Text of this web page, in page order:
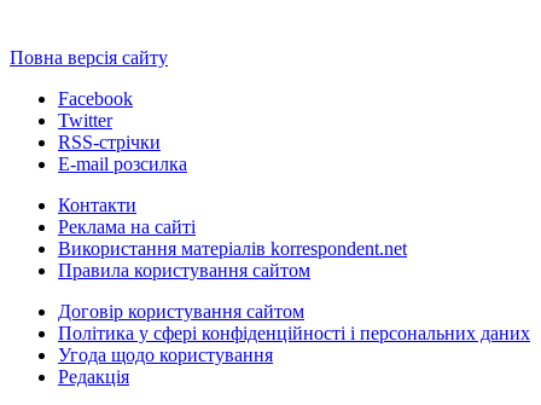
Повна версія сайту
Facebook
Twitter
RSS-стрічки
E-mail розсилка
Контакти
Реклама на сайті
Використання матеріалів korrespondent.net
Правила користування сайтом
Договір користування сайтом
Політика у сфері конфіденційності і персональних даних
Угода щодо користування
Редакція